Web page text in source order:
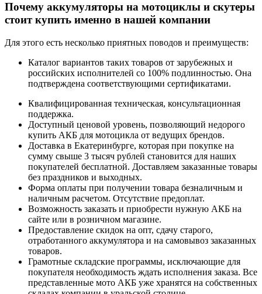
Почему аккумуляторы на мотоциклы и скутеры
стоит купить именно в нашей компании
Для этого есть несколько приятных поводов и преимуществ:
Каталог вариантов таких товаров от зарубежных и
российских исполнителей со 100% подлинностью. Она
подтверждена соответствующими сертификатами.
Квалифицированная техническая, консультационная
поддержка.
Доступный ценовой уровень, позволяющий недорого
купить АКБ для мотоцикла от ведущих брендов.
Доставка в Екатеринбурге, которая при покупке на
сумму свыше 3 тысяч рублей становится для наших
покупателей бесплатной. Доставляем заказанные товары
без праздников и выходных.
Форма оплаты при получении товара безналичным и
наличным расчетом. Отсутствие предоплат.
Возможность заказать и приобрести нужную АКБ на
сайте или в розничном магазине.
Предоставление скидок на опт, сдачу старого,
отработанного аккумулятора и на самовывоз заказанных
товаров.
Грамотные складские программы, исключающие для
покупателя необходимость ждать исполнения заказа. Все
представленные мото АКБ уже хранятся на собственных